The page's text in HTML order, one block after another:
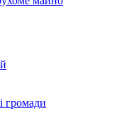
громади